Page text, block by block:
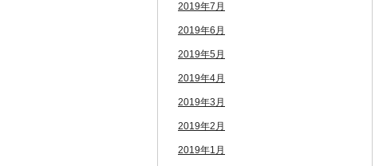
2019年7月
2019年6月
2019年5月
2019年4月
2019年3月
2019年2月
2019年1月